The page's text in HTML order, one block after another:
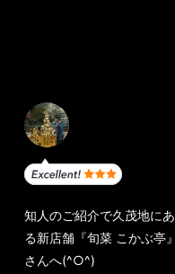
知人のご紹介で久茂地にあ
る新店舗『旬菜 こかぶ亭』
さんへ(^○^)